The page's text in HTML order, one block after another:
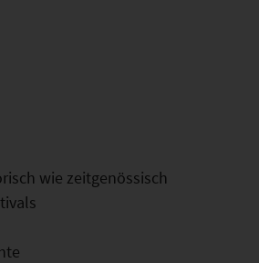
wie zeitgenössisch